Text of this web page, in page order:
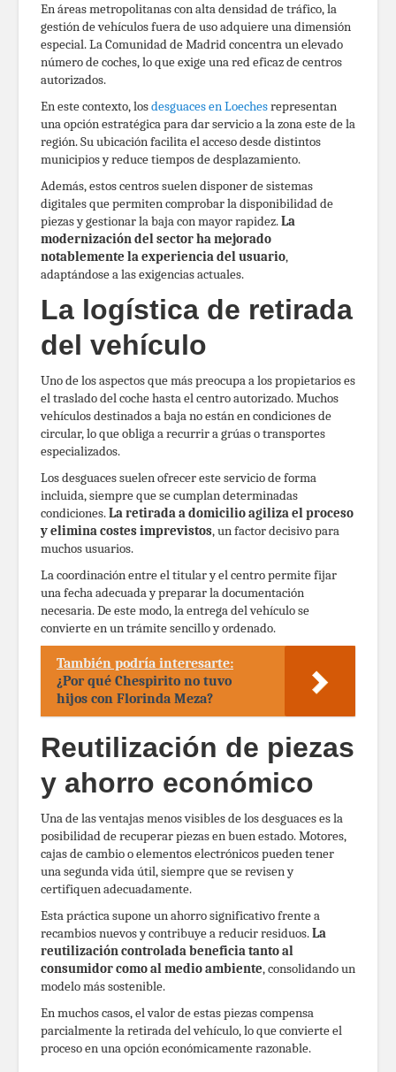
En áreas metropolitanas con alta densidad de tráfico, la
gestión de vehículos fuera de uso adquiere una dimensión
especial. La Comunidad de Madrid concentra un elevado
número de coches, lo que exige una red eficaz de centros
autorizados.
En este contexto, losdesguaces en Loechesrepresentan
una opción estratégica para dar servicio a la zona este de la
región. Su ubicación facilita el acceso desde distintos
municipios y reduce tiempos de desplazamiento.
Además, estos centros suelen disponer de sistemas
digitales que permiten comprobar la disponibilidad de
piezas y gestionar la baja con mayor rapidez.La
modernización del sector ha mejorado
notablemente la experiencia del usuario,
adaptándose a las exigencias actuales.
La logística de retirada
del vehículo
Uno de los aspectos que más preocupa a los propietarios es
el traslado del coche hasta el centro autorizado. Muchos
vehículos destinados a baja no están en condiciones de
circular, lo que obliga a recurrir a grúas o transportes
especializados.
Los desguaces suelen ofrecer este servicio de forma
incluida, siempre que se cumplan determinadas
condiciones.La retirada a domicilio agiliza el proceso
y elimina costes imprevistos, un factor decisivo para
muchos usuarios.
La coordinación entre el titular y el centro permite fijar
una fecha adecuada y preparar la documentación
necesaria. De este modo, la entrega del vehículo se
convierte en un trámite sencillo y ordenado.
También podría interesarte:
¿Por qué Chespirito no tuvo
hijos con Florinda Meza?
Reutilización de piezas
y ahorro económico
Una de las ventajas menos visibles de los desguaces es la
posibilidad de recuperar piezas en buen estado. Motores,
cajas de cambio o elementos electrónicos pueden tener
una segunda vida útil, siempre que se revisen y
certifiquen adecuadamente.
Esta práctica supone un ahorro significativo frente a
recambios nuevos y contribuye a reducir residuos.La
reutilización controlada beneficia tanto al
consumidor como al medio ambiente, consolidando un
modelo más sostenible.
En muchos casos, el valor de estas piezas compensa
parcialmente la retirada del vehículo, lo que convierte el
proceso en una opción económicamente razonable.